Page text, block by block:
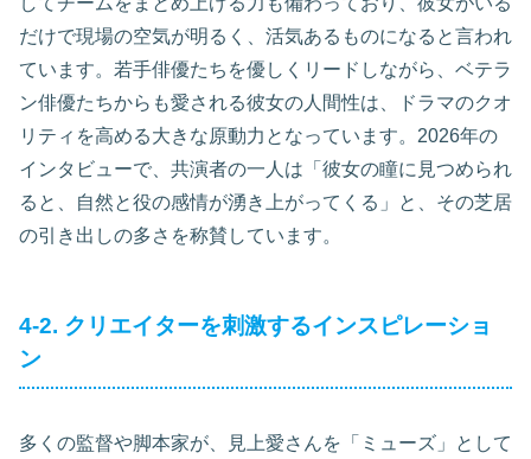
だけで現場の空気が明るく、活気あるものになると言われ
ています。若手俳優たちを優しくリードしながら、ベテラ
ン俳優たちからも愛される彼女の人間性は、ドラマのクオ
リティを高める大きな原動力となっています。2026年の
インタビューで、共演者の一人は「彼女の瞳に見つめられ
ると、自然と役の感情が湧き上がってくる」と、その芝居
の引き出しの多さを称賛しています。
4-2. クリエイターを刺激するインスピレーショ
ン
多くの監督や脚本家が、見上愛さんを「ミューズ」として